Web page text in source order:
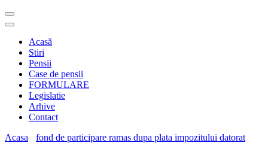
Acasă
Stiri
Pensii
Case de pensii
FORMULARE
Legislatie
Arhive
Contact
Acasa
fond de participare ramas dupa plata impozitului datorat